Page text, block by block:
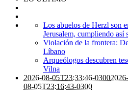
Los abuelos de Herzl son
Jerusalem, cumpliendo así
Violación de la frontera:
Líbano
Arqueólogos descubren
Vilna
2026-08-05T23:33:46-0300
08-05T23:16:43-0300